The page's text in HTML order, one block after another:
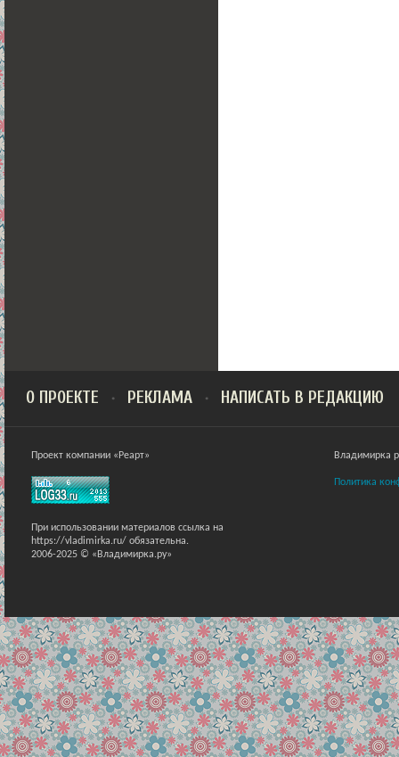
О ПРОЕКТЕ РЕКЛАМА НАПИСАТЬ В РЕДАКЦИЮ
Проект компании «Реарт»
При использовании материалов ссылка на
https://vladimirka.ru/ обязательна.
2006-2025 © «Владимирка.ру»
Владимирка
Политика